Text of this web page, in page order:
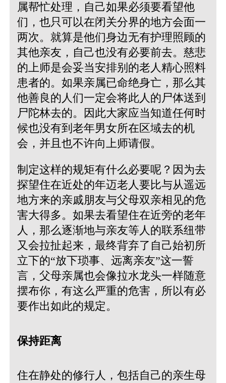
属帮忙处理，自己如果必须要看望他
们，也只可以在闭关分界的地方会面一
两次。就算是他们身边无有护理照顾的
其他亲友，自己也没有必要前去。慈悲
的上师是会妥当安排别的老人精心照料
患者的。如果亲属已命绝身亡，那么其
他善良的人们一定会将此人的尸体送到
尸陀林去的。因此大家应当知道任何时
候也没有到老年男女所在区域去的机
会，并且也不许向上师请假。
制定这样的规矩有什么必要呢？因为去
探望住在近处的年迈老人要比与从遥远
地方来的亲戚朋友与父母双亲相见的危
害大得多。如果去看望住在近旁的老年
人，那么逐渐地与亲友等人的联系纽带
又会拉扯起来，最终背弃了自己始初所
立下的“放下琐事、远离亲友”这一誓
言，父母亲属也会像拉水龙头一样随意
摆布你，有这么严重的危害，所以有必
要作出如此的规定。
保持距离
住在静处的修行人，包括自己的亲生母